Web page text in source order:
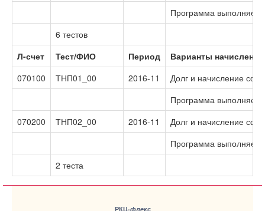
Программа выполняет
6 тестов
Л-счет
Тест/ФИО Период
Варианты
070100
ТНП01_00 2016-11
Долг и начисление
Программа выполняет
070200
ТНП02_00 2016-11
Долг и начисление
Программа выполняет
2 теста
РКЦ-флекс